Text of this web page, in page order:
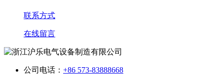
联系方式
在线留言
公司电话： +86 573-83888668